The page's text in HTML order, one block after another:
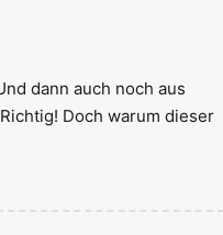
dann auch noch aus
Doch warum dieser